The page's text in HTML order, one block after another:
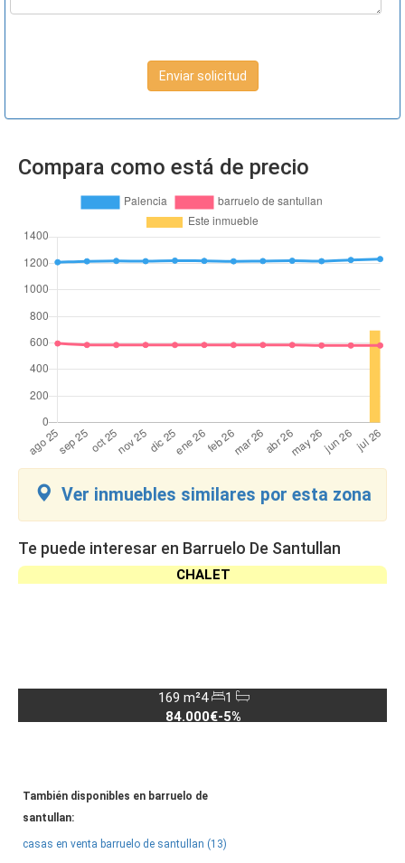
Enviar solicitud
Compara como está de precio
Ver inmuebles similares por esta zona
Te puede interesar en Barruelo De Santullan
CHALET
169 m²4
1
84.000€-5%
También disponibles en barruelo de
santullan:
casas en venta barruelo de santullan (13)